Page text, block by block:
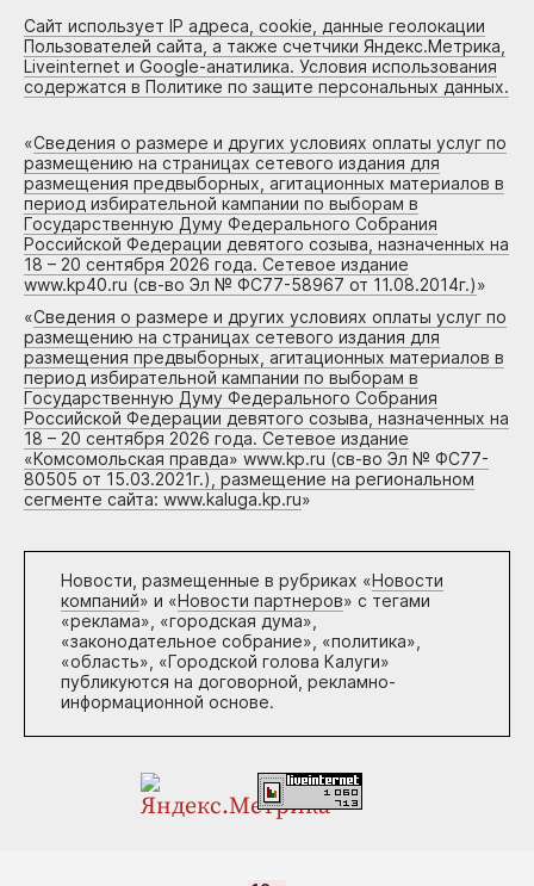
Сайт использует IP адреса, cookie, данные геолокации
Пользователей сайта, а также счетчики Яндекс.Метрика,
Liveinternet и Google-анатилика. Условия использования
содержатся в Политике по защите персональных данных.
«Сведения о размере и других условиях оплаты услуг по
размещению на страницах сетевого издания для
размещения предвыборных, агитационных материалов в
период избирательной кампании по выборам в
Государственную Думу Федерального Собрания
Российской Федерации девятого созыва, назначенных на
18 – 20 сентября 2026 года. Сетевое издание
www.kp40.ru (св-во Эл № ФС77-58967 от 11.08.2014г.)»
«Сведения о размере и других условиях оплаты услуг по
размещению на страницах сетевого издания для
размещения предвыборных, агитационных материалов в
период избирательной кампании по выборам в
Государственную Думу Федерального Собрания
Российской Федерации девятого созыва, назначенных на
18 – 20 сентября 2026 года. Сетевое издание
«Комсомольская правда» www.kp.ru (св-во Эл № ФС77-
80505 от 15.03.2021г.), размещение на региональном
сегменте сайта: www.kaluga.kp.ru»
Новости, размещенные в рубриках «Новости
компаний» и «Новости партнеров» с тегами
«реклама», «городская дума»,
«законодательное собрание», «политика»,
«область», «Городской голова Калуги»
публикуются на договорной, рекламно-
информационной основе.